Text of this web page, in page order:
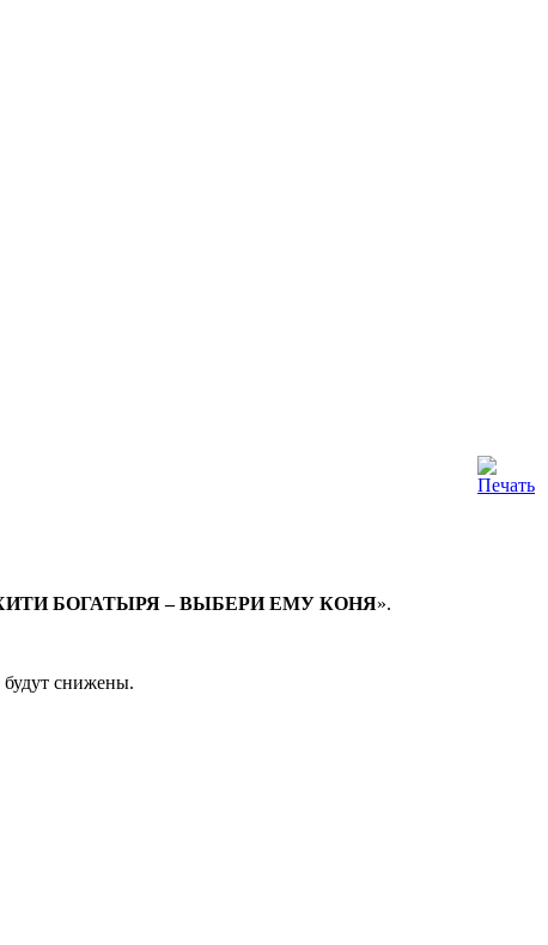
БОГАТЫРЯ – ВЫБЕРИ ЕМУ КОНЯ».
будут снижены.